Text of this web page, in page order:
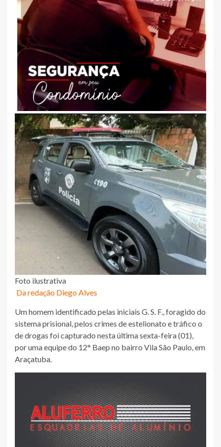
Foto ilustrativa
Da redação Diego Alves
Um homem identificado pelas iniciais G. S. F., foragido do
sistema prisional, pelos crimes de estelionato e tráfico o
de drogas foi capturado nesta última sexta-feira (01),
por uma equipe do 12° Baep no bairro Vila São Paulo, em
Araçatuba.